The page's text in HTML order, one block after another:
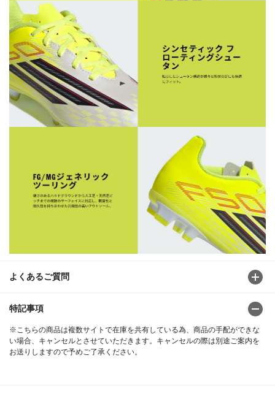
よくあるご質問
特記事項
※こちらの商品は複数サイトで在庫を共有している為、商品の手配ができな
い場合、キャンセルとさせていただきます。キャンセルの際は別途ご案内を
お送りしますので予めご了承ください。